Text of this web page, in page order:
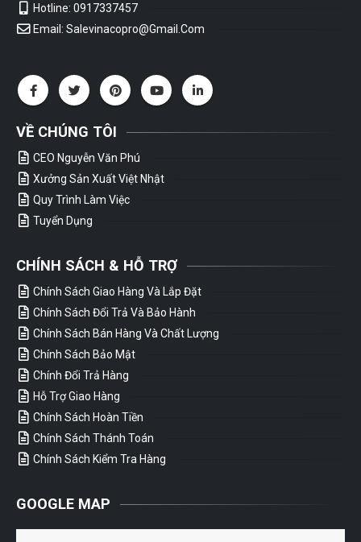
Hotline: 0917337457
Email: Salevinacopro@gmail.com
VỀ CHÚNG TÔI
CEO Nguyễn Văn Phú
Xưởng Sản Xuất Việt Nhật
Quy Trình Làm Việc
Tuyển Dụng
CHÍNH SÁCH & HỖ TRỢ
Chính Sách Giao Hàng Và Lắp Đặt
Chính Sách Đổi Trả Và Bảo Hành
Chính Sách Bán Hàng Và Chất Lượng
Chính Sách Bảo Mật
Chính Đổi Trả Hàng
Hỗ Trợ Giao Hàng
Chính Sách Hoàn Tiền
Chính Sách Thánh Toán
Chính Sách Kiểm Tra Hàng
GOOGLE MAP